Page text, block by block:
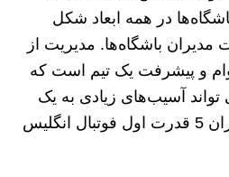
در همه‌ ابعاد شکل
مدیران باشگاه‌ها. مدیریت از
و پیشرفت یک تیم است که
آسیب‌های زیادی به یک
تیم وارد کند. لیست مدیران 5 قدرت اول فوتبال انگلیس